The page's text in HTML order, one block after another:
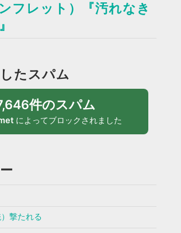
ンフレット）『汚れなき
たスパム
件のスパム
によってブロックされました
）撃たれる